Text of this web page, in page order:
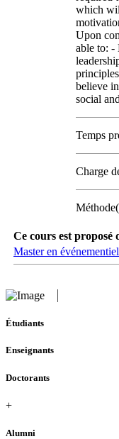
which
Upon
able to: -
believe
social
Temps
Charge
Ce cours est proposé
Master en événementiel
Étudiants
Enseignants
Doctorants
+
Alumni